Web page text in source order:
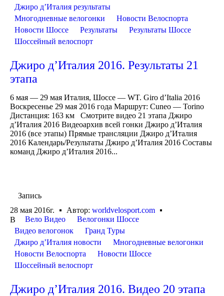
Джиро д’Италия результаты
Многодневные велогонки
Новости Велоспорта
Новости Шоссе
Результаты
Результаты Шоссе
Шоссейный велоспорт
Джиро д’Италия 2016. Результаты 21
этапа
6 мая — 29 мая Италия, Шоссе — WT. Giro d’Italia 2016
Воскресенье 29 мая 2016 года Маршрут: Cuneo — Torino
Дистанция: 163 км Смотрите видео 21 этапа Джиро
д’Италия 2016 Видеоархив всей гонки Джиро д’Италия
2016 (все этапы) Прямые трансляции Джиро д’Италия
2016 Календарь/Результаты Джиро д’Италия 2016 Составы
команд Джиро д’Италия 2016...
Запись
28 мая 2016г.
Автор: worldvelosport.com
В
Вело Видео
Велогонки Шоссе
Видео велогонок
Гранд Туры
Джиро д’Италия новости
Многодневные велогонки
Новости Велоспорта
Новости Шоссе
Шоссейный велоспорт
Джиро д’Италия 2016. Видео 20 этапа